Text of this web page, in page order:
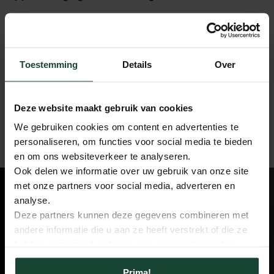
Toestemming Details Over
Deze website maakt gebruik van cookies
We gebruiken cookies om content en advertenties te
personaliseren, om functies voor social media te bieden
en om ons websiteverkeer te analyseren.
Ook delen we informatie over uw gebruik van onze site
met onze partners voor social media, adverteren en
analyse.
Deze partners kunnen deze gegevens combineren met
andere informatie die u aan ze heeft verstrekt of die ze
services.
Prima!
Veilig en eenvoudig betalen
Contact met de klantenservice
Ervaar het in de
Showroom
Fonteyn is jouw bestemming voor